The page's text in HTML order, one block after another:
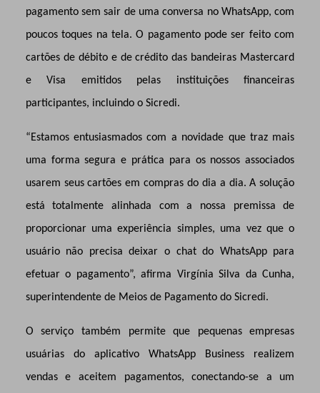
pagamento sem sair de uma conversa no WhatsApp, com
poucos toques na tela. O pagamento pode ser feito com
cartões de débito e de crédito das bandeiras Mastercard
e Visa emitidos pelas instituições financeiras
participantes, incluindo o Sicredi.
“Estamos entusiasmados com a novidade que traz mais
uma forma segura e prática para os nossos associados
usarem seus cartões em compras do dia a dia. A solução
está totalmente alinhada com a nossa premissa de
proporcionar uma experiência simples, uma vez que o
usuário não precisa deixar o chat do WhatsApp para
efetuar o pagamento”, afirma Virgínia Silva da Cunha,
superintendente de Meios de Pagamento do Sicredi.
O serviço também permite que pequenas empresas
usuárias do aplicativo WhatsApp Business realizem
vendas e aceitem pagamentos, conectando-se a um